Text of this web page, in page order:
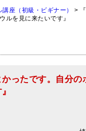
座（初級・ビギナー） >
ルを見に来たいです』
ったです。自分